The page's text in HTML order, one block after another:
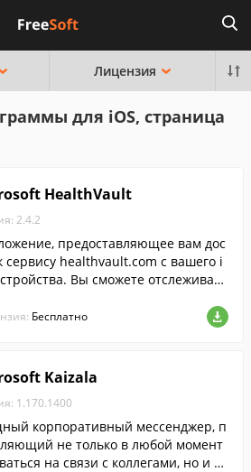
Лицензия
для iOS, страница
HealthVault
2.4.2
предоставляющее вам дос
healthvault.com с вашего i
Вы сможете отслеживать
отслеживать изменения в в
Бесплатно
Kaizala
1.170.1400
корпоративный мессенджер, п
не только в любой момент
на связи с коллегами, но и от